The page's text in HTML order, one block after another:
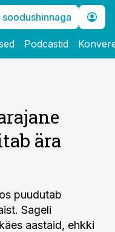
soodushinnaga
Podcastid
ära
puudutab
Sageli
aastaid, ehkki